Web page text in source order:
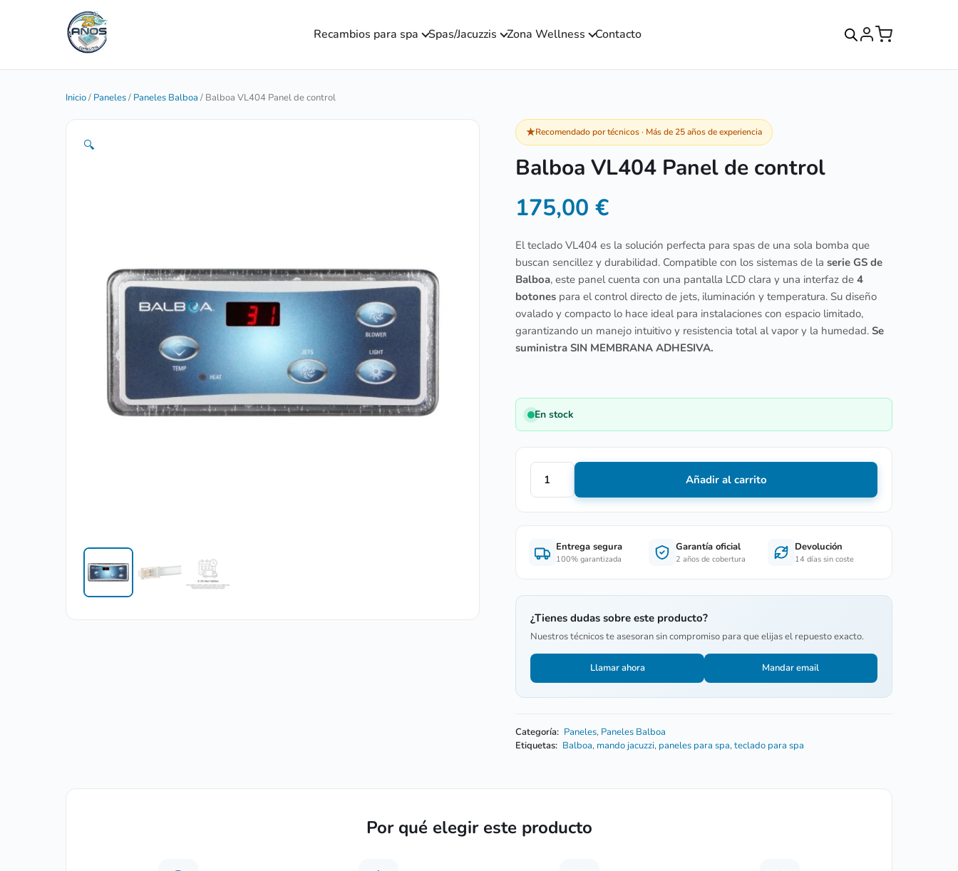
Recambios para spa Spas/Jacuzzis Zona Wellness Contacto
Inicio/ Paneles/ Paneles Balboa / Balboa VL404 Panel de control
🔍
★Recomendado por técnicos · Más de 25 años de experiencia
Balboa VL404 Panel de control
175,00€
El teclado VL404 es la solución perfecta para spas de una sola bomba que
buscan sencillez y durabilidad. Compatible con los sistemas de laserie GS de
Balboa, este panel cuenta con una pantalla LCD clara y una interfaz de4
botones para el control directo de jets, iluminación y temperatura. Su diseño
ovalado y compacto lo hace ideal para instalaciones con espacio limitado,
garantizando un manejo intuitivo y resistencia total al vapor y la humedad.Se
suministra SIN MEMBRANA ADHESIVA.
En stock
Añadir al carrito
Entrega segura
100% garantizada
Garantía oficial
2 años de cobertura
Devolución
14 días sin coste
¿Tienes dudas sobre este producto?
Nuestros técnicos te asesoran sin compromiso para que elijas el repuesto exacto.
Llamar ahora Mandar email
Categoría: Paneles, Paneles Balboa
Etiquetas: Balboa, mando jacuzzi, paneles para spa,teclado para spa
Por qué elegir este producto